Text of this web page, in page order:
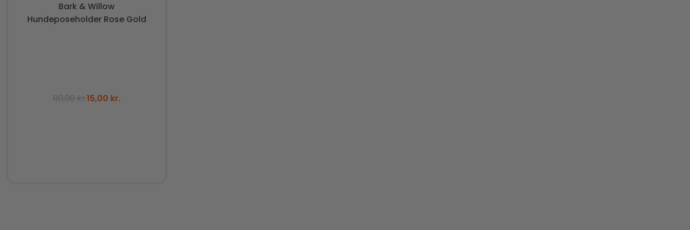
Bark & Willow
Hundeposeholder Rose Gold
110,00kr.15,00 kr.